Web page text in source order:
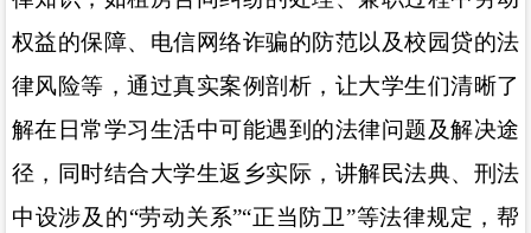
权益的保障、电信网络诈骗的防范以及校园贷的法
律风险等，通过真实案例剖析，让大学生们清晰了
解在日常学习生活中可能遇到的法律问题及解决途
径，同时结合大学生返乡实际，讲解民法典、刑法
中设涉及的“劳动关系”“正当防卫”等法律规定，帮